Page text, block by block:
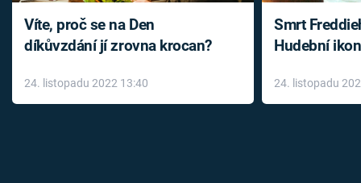
Víte, proč se na Den
díkůvzdání jí zrovna krocan?
24. listopadu 2022 13:40
Smrt
Hudební
léky
24. listopadu